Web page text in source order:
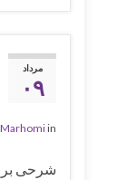
مرداد
۰۹
in